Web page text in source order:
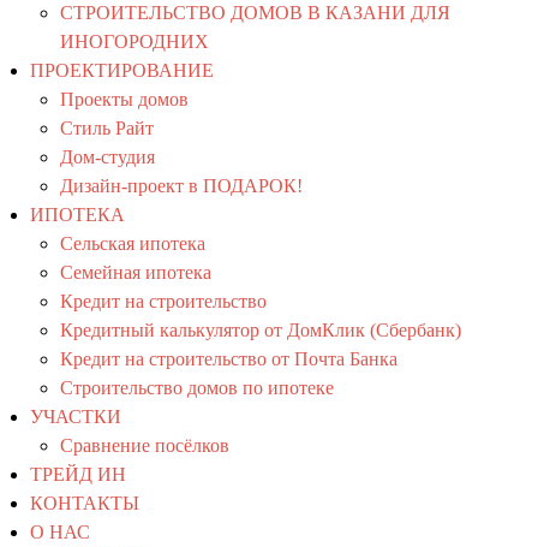
СТРОИТЕЛЬСТВО ДОМОВ В КАЗАНИ ДЛЯ
ИНОГОРОДНИХ
ПРОЕКТИРОВАНИЕ
Проекты домов
Стиль Райт
Дом-студия
Дизайн-проект в ПОДАРОК!
ИПОТЕКА
Сельская ипотека
Семейная ипотека
Кредит на строительство
Кредитный калькулятор от ДомКлик (Сбербанк)
Кредит на строительство от Почта Банка
Строительство домов по ипотеке
УЧАСТКИ
Сравнение посёлков
ТРЕЙД ИН
КОНТАКТЫ
О НАС